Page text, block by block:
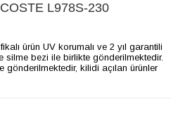
L978S-230
ürün UV korumalı ve 2 yıl garantili
silme bezi ile birlikte gönderilmektedir.
gönderilmektedir, kilidi açılan ürünler